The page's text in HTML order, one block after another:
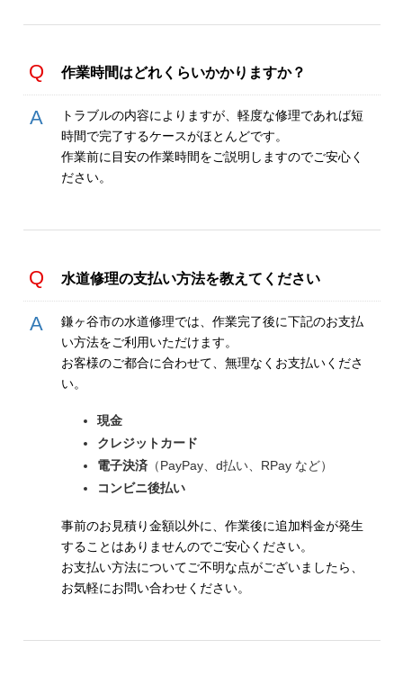
作業時間はどれくらいかかりますか？
トラブルの内容によりますが、軽度な修理であれば短
時間で完了するケースがほとんどです。
作業前に目安の作業時間をご説明しますのでご安心く
ださい。
水道修理の支払い方法を教えてください
鎌ヶ谷市の水道修理では、作業完了後に下記のお支払
い方法をご利用いただけます。
お客様のご都合に合わせて、無理なくお支払いくださ
い。
現金
クレジットカード
電子決済（PayPay、d払い、RPay など）
コンビニ後払い
事前のお見積り金額以外に、作業後に追加料金が発生
することはありませんのでご安心ください。
お支払い方法についてご不明な点がございましたら、
お気軽にお問い合わせください。